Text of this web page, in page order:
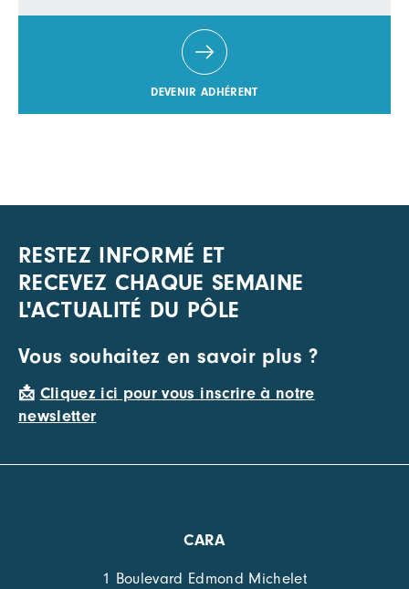
DEVENIR ADHÉRENT
RESTEZ INFORMÉ ET
RECEVEZ CHAQUE SEMAINE
L'ACTUALITÉ DU PÔLE
Vous souhaitez en savoir plus ?
📩 Cliquez ici pour vous inscrire à notre
newsletter
CARA
1 Boulevard Edmond Michelet